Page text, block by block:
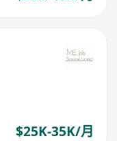
$25K-35K/月